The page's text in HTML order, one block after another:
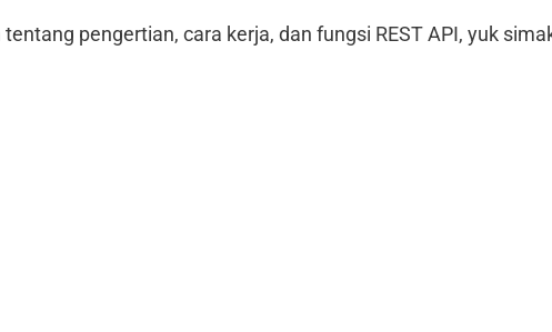
pengertian, cara kerja, dan fungsi REST API, yuk